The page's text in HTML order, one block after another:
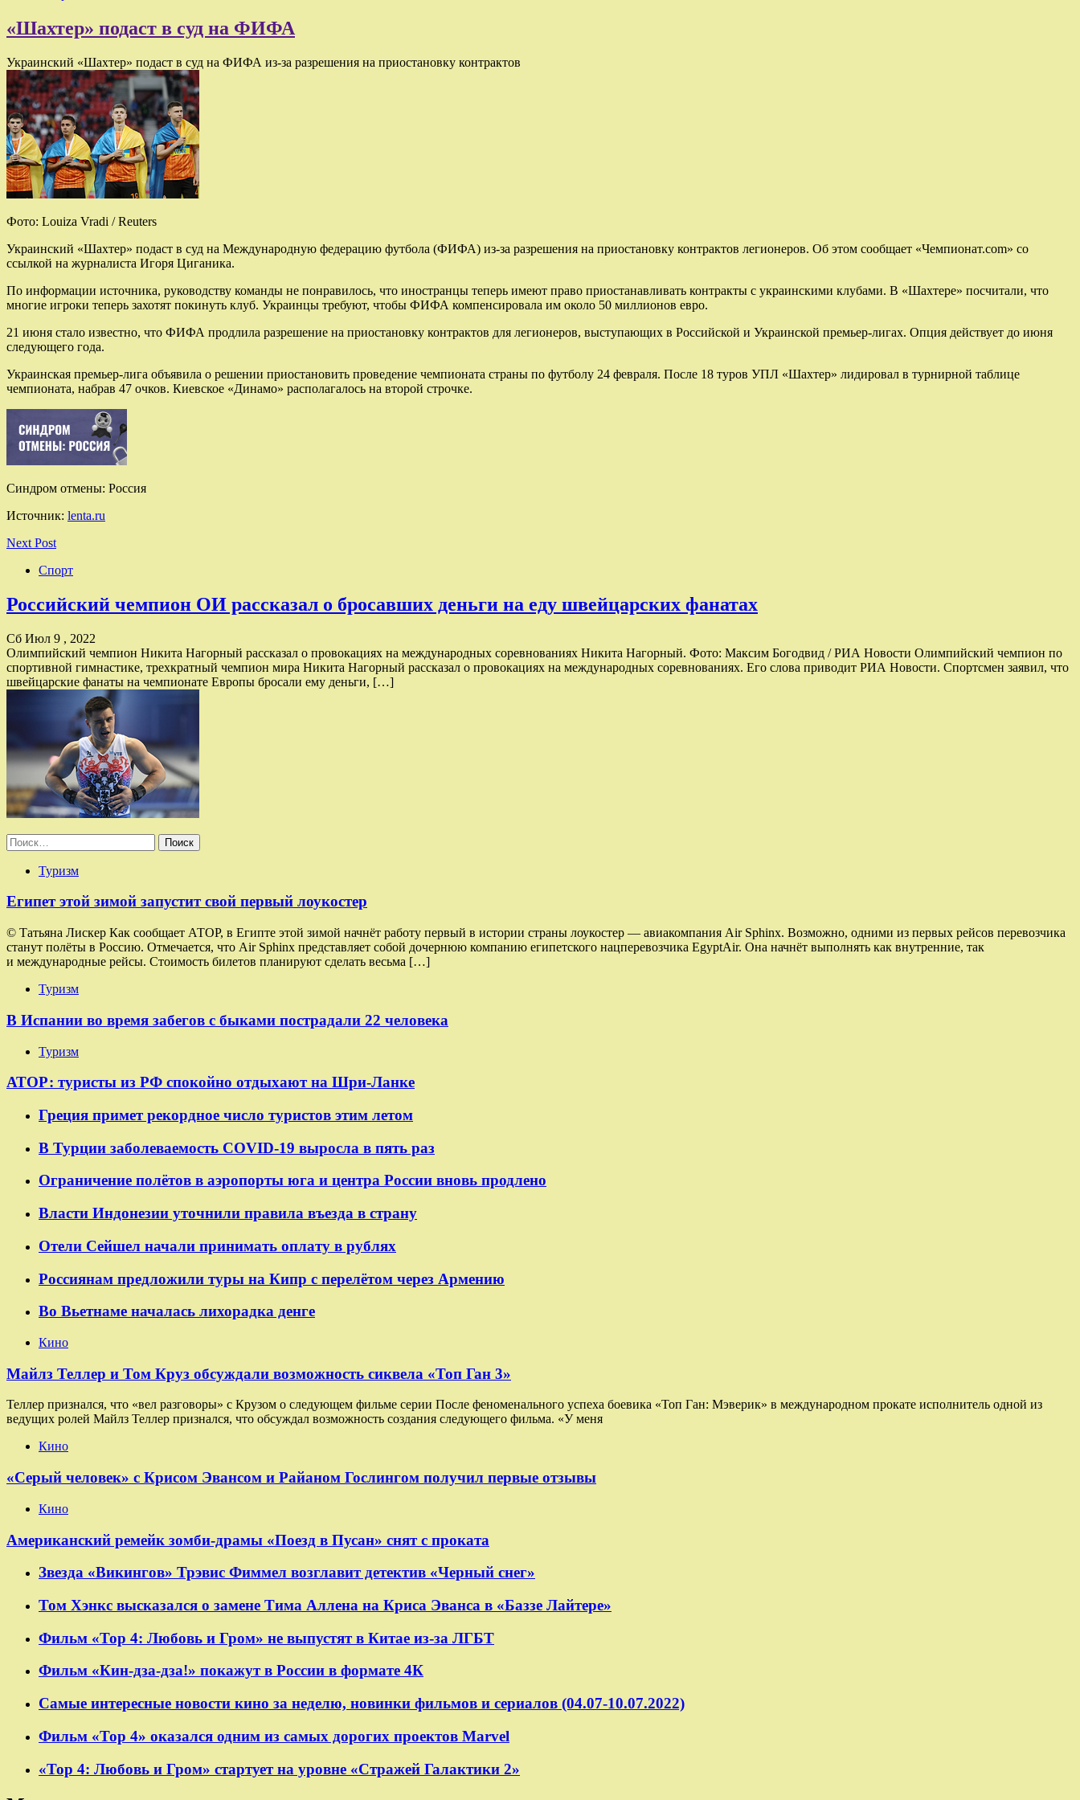
«Шахтер» подаст в суд на ФИФА
Украинский «Шахтер» подаст в суд на ФИФА из-за разрешения на приостановку контрактов
Фото: Louiza Vradi / Reuters
Украинский «Шахтер» подаст в суд на Международную федерацию футбола (ФИФА) из-за разрешения на приостановку контрактов легионеров. Об этом сообщает «Чемпионат.com» со
ссылкой на журналиста Игоря Циганика.
По информации источника, руководству команды не понравилось, что иностранцы теперь имеют право приостанавливать контракты с украинскими клубами. В «Шахтере» посчитали, что
многие игроки теперь захотят покинуть клуб. Украинцы требуют, чтобы ФИФА компенсировала им около 50 миллионов евро.
21 июня стало известно, что ФИФА продлила разрешение на приостановку контрактов для легионеров, выступающих в Российской и Украинской премьер-лигах. Опция действует до июня
следующего года.
Украинская премьер-лига объявила о решении приостановить проведение чемпионата страны по футболу 24 февраля. После 18 туров УПЛ «Шахтер» лидировал в турнирной таблице
чемпионата, набрав 47 очков. Киевское «Динамо» располагалось на второй строчке.
Синдром отмены: Россия
Источник: lenta.ru
Next Post
Спорт
Российский чемпион ОИ рассказал о бросавших деньги на еду швейцарских фанатах
Сб Июл 9 , 2022
Олимпийский чемпион Никита Нагорный рассказал о провокациях на международных соревнованиях Никита Нагорный. Фото: Максим Богодвид / РИА Новости Олимпийский чемпион по
спортивной гимнастике, трехкратный чемпион мира Никита Нагорный рассказал о провокациях на международных соревнованиях. Его слова приводит РИА Новости. Спортсмен заявил, что
швейцарские фанаты на чемпионате Европы бросали ему деньги, […]
Найти:
Туризм
Египет этой зимой запустит свой первый лоукостер
© Татьяна Лискер Как сообщает АТОР, в Египте этой зимой начнёт работу первый в истории страны лоукостер — авиакомпания Air Sphinx. Возможно, одними из первых рейсов перевозчика
станут полёты в Россию. Отмечается, что Air Sphinx представляет собой дочернюю компанию египетского нацперевозчика EgyptAir. Она начнёт выполнять как внутренние, так
и международные рейсы. Стоимость билетов планируют сделать весьма […]
Туризм
В Испании во время забегов с быками пострадали 22 человека
Туризм
АТОР: туристы из РФ спокойно отдыхают на Шри-Ланке
Греция примет рекордное число туристов этим летом
В Турции заболеваемость COVID-19 выросла в пять раз
Ограничение полётов в аэропорты юга и центра России вновь продлено
Власти Индонезии уточнили правила въезда в страну
Отели Сейшел начали принимать оплату в рублях
Россиянам предложили туры на Кипр с перелётом через Армению
Во Вьетнаме началась лихорадка денге
Кино
Майлз Теллер и Том Круз обсуждали возможность сиквела «Топ Ган 3»
Теллер признался, что «вел разговоры» с Крузом о следующем фильме серии После феноменального успеха боевика «Топ Ган: Мэверик» в международном прокате исполнитель одной из
ведущих ролей Майлз Теллер признался, что обсуждал возможность создания следующего фильма. «У меня
Кино
«Серый человек» с Крисом Эвансом и Райаном Гослингом получил первые отзывы
Кино
Американский ремейк зомби-драмы «Поезд в Пусан» снят с проката
Звезда «Викингов» Трэвис Фиммел возглавит детектив «Черный снег»
Том Хэнкс высказался о замене Тима Аллена на Криса Эванса в «Баззе Лайтере»
Фильм «Тор 4: Любовь и Гром» не выпустят в Китае из-за ЛГБТ
Фильм «Кин-дза-дза!» покажут в России в формате 4К
Самые интересные новости кино за неделю, новинки фильмов и сериалов (04.07-10.07.2022)
Фильм «Тор 4» оказался одним из самых дорогих проектов Marvel
«Тор 4: Любовь и Гром» стартует на уровне «Стражей Галактики 2»